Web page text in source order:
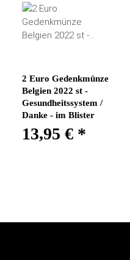
2 Euro Gedenkmünze
Belgien 2022 st -
Gesundheitssystem /
Danke - im Blister
13,95 € *